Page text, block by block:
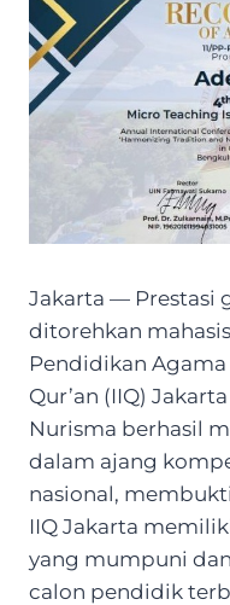
Jakarta — Prestasi
ditorehkan
Pendidikan
Qur’an (IIQ)
Nurisma berhasil
dalam ajang
nasional,
IIQ Jakarta
yang mumpuni
calon pendidik